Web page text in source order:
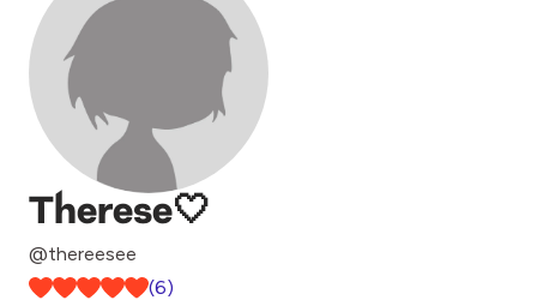
Therese🤍
@thereesee
(6)